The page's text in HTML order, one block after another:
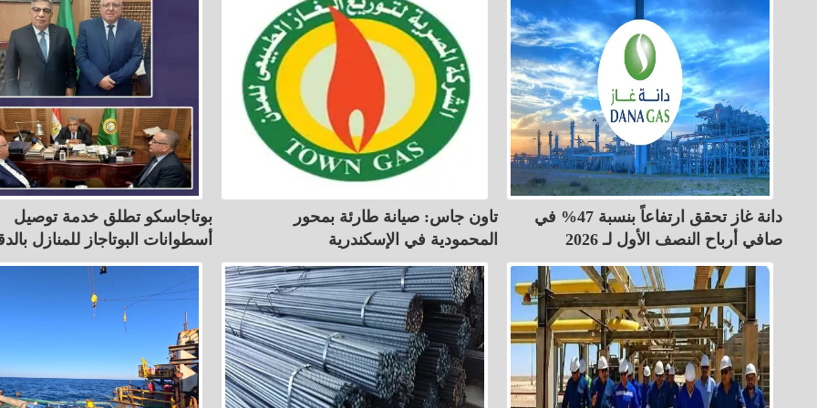
دانة غاز تحقق ارتفاعاً بنسبة 47% في
صافي أرباح النصف الأول لـ 2026
تاون جاس: صيانة طارئة بمحور
المحمودية في الإسكندرية
بوتاجاسكو تطلق خدمة توصيل
أسطوانات البوتاجاز للمنازل